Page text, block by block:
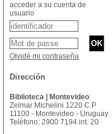
acceder a su cuenta de
usuario
Olvidé mi contraseña
Dirección
Biblioteca | Montevideo
Zelmar Michelini 1220 C.P
11100 - Montevideo - Uruguay
Teléfono: 2900 7194 int. 20